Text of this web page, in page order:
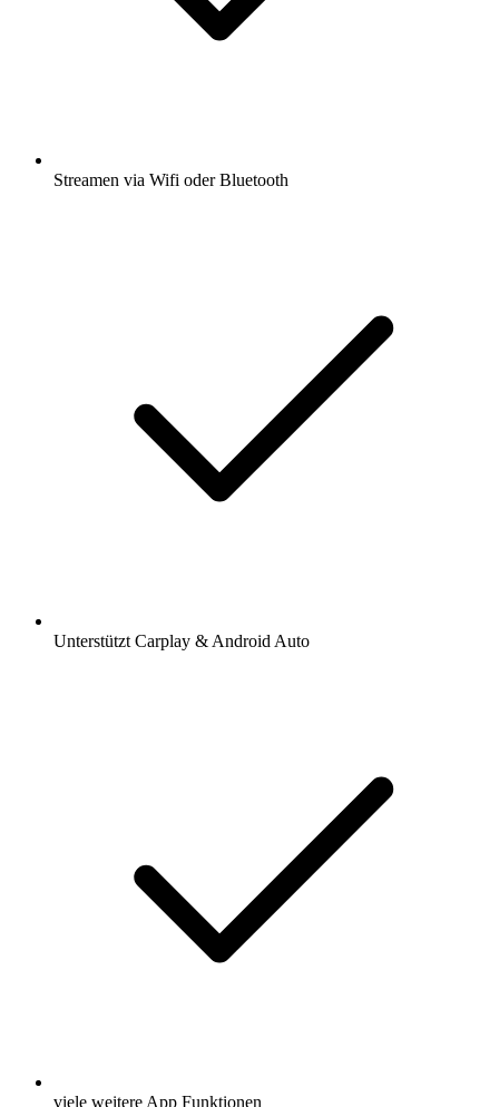
Streamen via Wifi oder Bluetooth
Unterstützt Carplay & Android Auto
viele weitere App Funktionen